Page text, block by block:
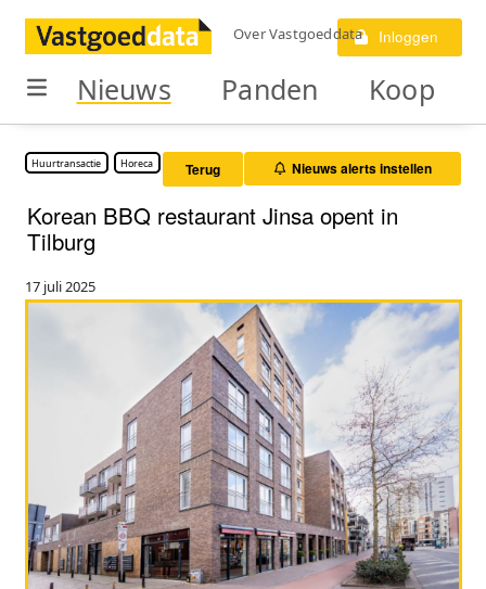
Over Vastgoeddata Inloggen
Nieuws Panden Koop
Huurtransactie Horeca Terug Nieuws alerts instellen
Korean BBQ restaurant Jinsa opent in
Tilburg
17 juli 2025